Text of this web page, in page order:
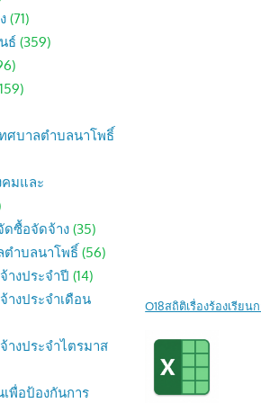
O18สถิติเรื่องร้องเรียน
(71)
ธ์ (359)
ศบาลตำบลนาโพธิ์
คมและ
ดซื้อจัดจ้าง(35)
ตำบลนาโพธิ์ (56)
างประจำปี (14)
งประจำเดือน
างประจำไตรมาส
พื่อป้องกันการ